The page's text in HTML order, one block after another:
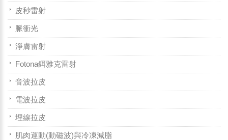
皮秒雷射
脈衝光
淨膚雷射
Fotona鉺雅克雷射
音波拉皮
電波拉皮
埋線拉皮
肌肉運動(動磁波)與冷凍減脂